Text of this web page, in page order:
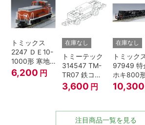
トミックス
2247 ＤＥ10-
1000形 寒地
型･高崎車両
センター Nゲ
6,200 円
在庫なし
トミーテック
314547 TM-
TR07 鉄コレ
動力ユニット
2軸車用
3,600 円
在庫なし
トミック
97949 特
ホキ800
車 ＪＲ東
仕様タイ
ージ
10,300
注目商品一覧を見る